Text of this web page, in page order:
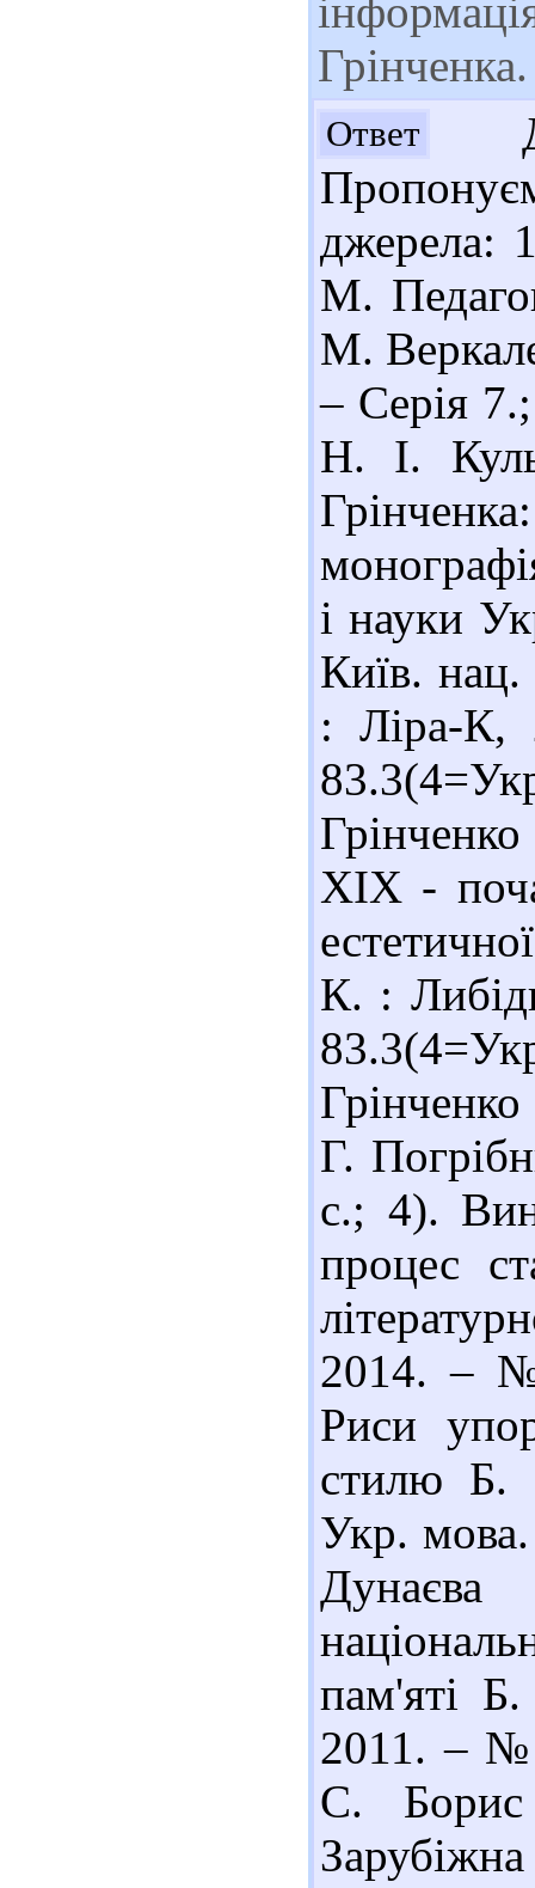
Грінченка.
Ответ
джерела:
М.
М.
– Серія
Н. І.
і науки
Київ.
: Ліра-К,
ХІХ -
К. :
Г.
с.; 4).
процес
2014. –
Риси
стилю Б.
Укр.
Дунаєва
пам'яті
2011. – №
С. Борис